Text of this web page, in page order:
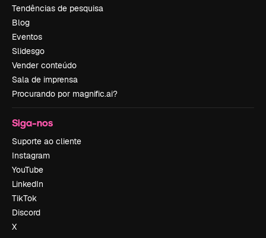
Tendências de pesquisa
Blog
Eventos
Slidesgo
Vender conteúdo
Sala de imprensa
Procurando por magnific.ai?
Siga-nos
Suporte ao cliente
Instagram
YouTube
LinkedIn
TikTok
Discord
X